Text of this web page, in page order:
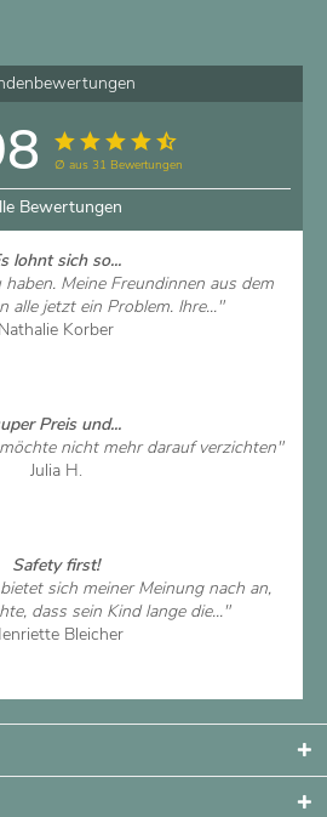
∅ aus 31 Bewertungen
Bewertungen
lohnt sich so...
Meine Freundinnen aus dem
alle jetzt ein Problem. Ihre..."
Nathalie Korber
Preis und...
nicht mehr darauf verzichten"
Julia H.
Safety first!
sich meiner Meinung nach an,
dass sein Kind lange die..."
Bleicher